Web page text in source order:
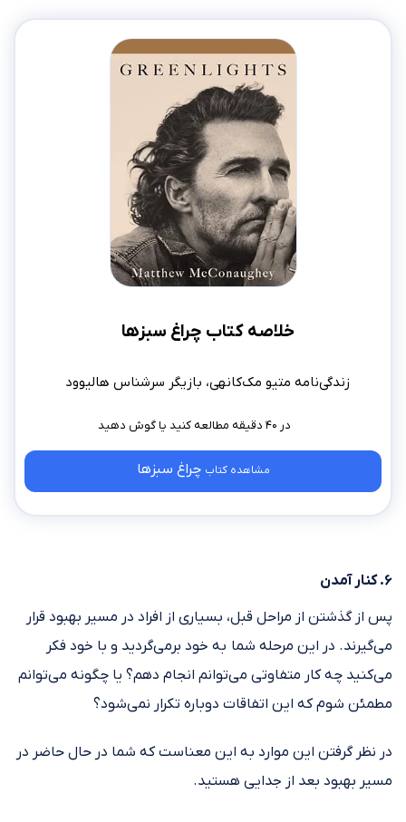
خلاصه کتاب چراغ سبزها
زندگی‌نامه متیو مک‌کانهی، بازیگر سرشناس هالیوود
در ۴۰ دقیقه مطالعه کنید
مشاهده کتاب چراغ سبزها
۶. کنار آمدن
پس از گذشتن از مراحل قبل، بسیاری از افراد در مسیر بهبود قرار
می‌گیرند. در این مرحله شما به خود برمی‌گردید و با خود فکر
می‌کنید چه کار متفاوتی می‌توانم انجام دهم؟ یا چگونه می‌توانم
مطمئن شوم که این اتفاقات دوباره تکرار نمی‌شود؟
در نظر گرفتن این موارد به این معناست که شما در حال حاضر در
مسیر بهبود بعد از جدایی هستید.